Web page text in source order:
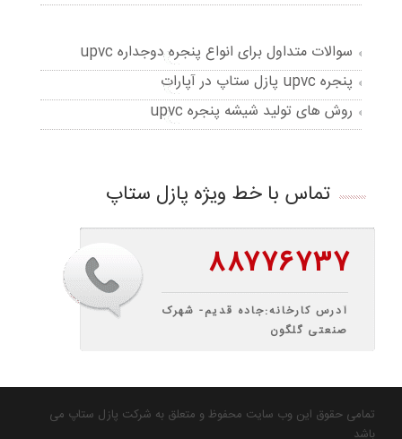
سوالات متداول برای انواع پنجره دوجداره upvc
پنجره upvc پازل ستاپ در آپارات
روش های تولید شیشه پنجره upvc
تماس با خط ویژه پازل ستاپ
۸۸۷۷۶۷۳۷
آدرس کارخانه:جاده قدیم- شهرک
صنعتی گلگون
تمامی حقوق این وب سایت محفوظ و متعلق به شرکت پازل ستاپ می
باشد